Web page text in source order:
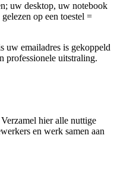
uw desktop, uw notebook
op een toestel =
uw emailadres is gekoppeld
professionele uitstraling.
hier alle nuttige
en werk samen aan